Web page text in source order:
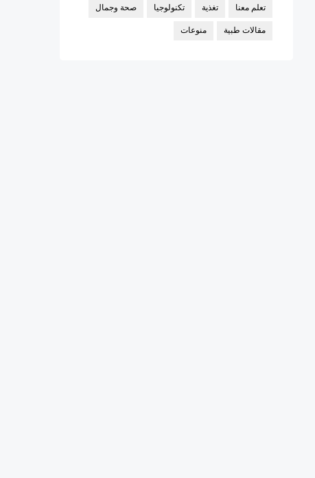
تعلم معنا تغذية تكنولوجيا صحة وجمال
مقالات طبية منوعات